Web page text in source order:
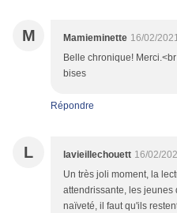
M Mamieminette 16/02/
Belle chronique!
bises
Répondre
L lavieillechouett 16/02/
Un très joli moment, la
attendrissante, les jeunes
naïveté, il faut qu'ils